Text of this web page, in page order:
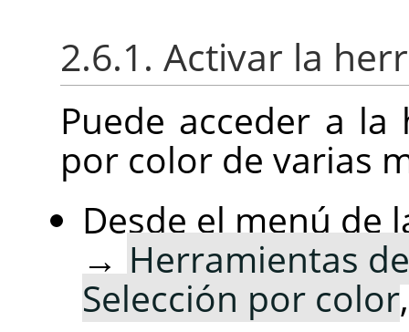
2.6.1. Activar la
Puede acceder a
por color de varias
Desde el menú de
→ Herramientas
Selección por color,